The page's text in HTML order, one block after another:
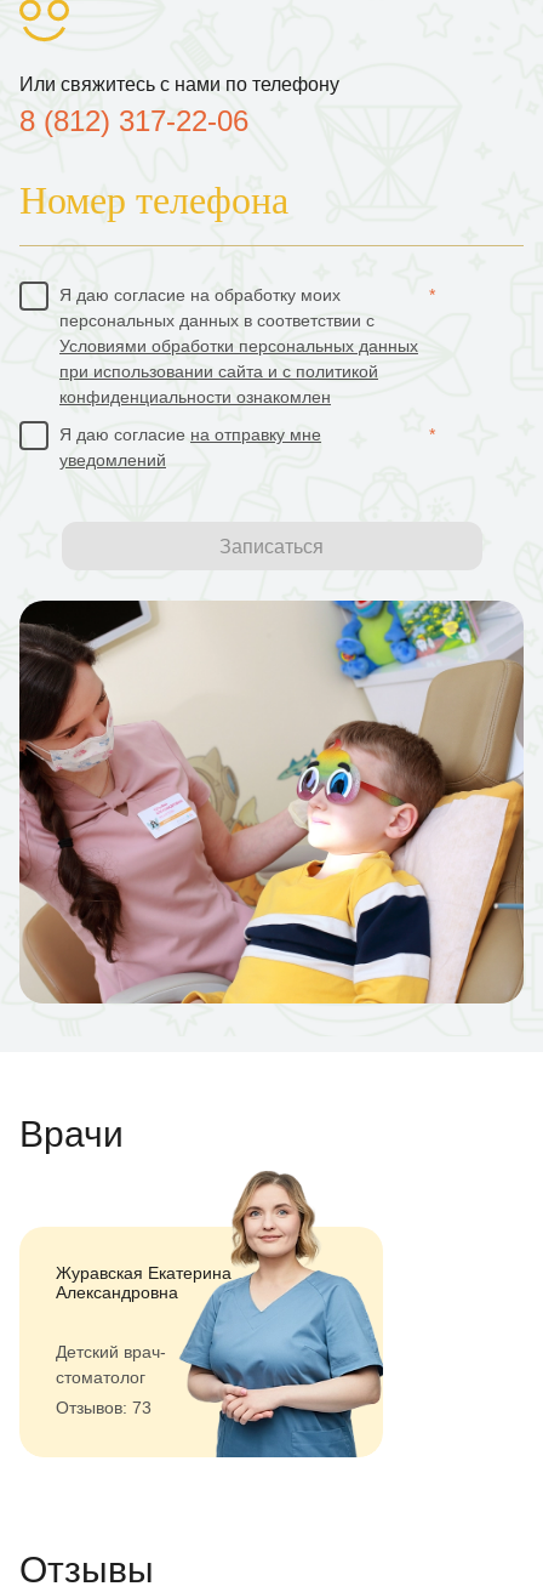
Или свяжитесь с нами по телефону
8 (812) 317-22-06
Номер телефона
Я даю согласие на обработку моих
персональных данных в соответствии с
Условиями обработки персональных данных
при использовании сайта и с политикой
конфиденциальности ознакомлен
*
Я даю согласие на отправку мне
уведомлений
*
Записаться
Врачи
Журавская Екатерина
Александровна
Детский врач-
стоматолог
Отзывов: 73
Отзывы